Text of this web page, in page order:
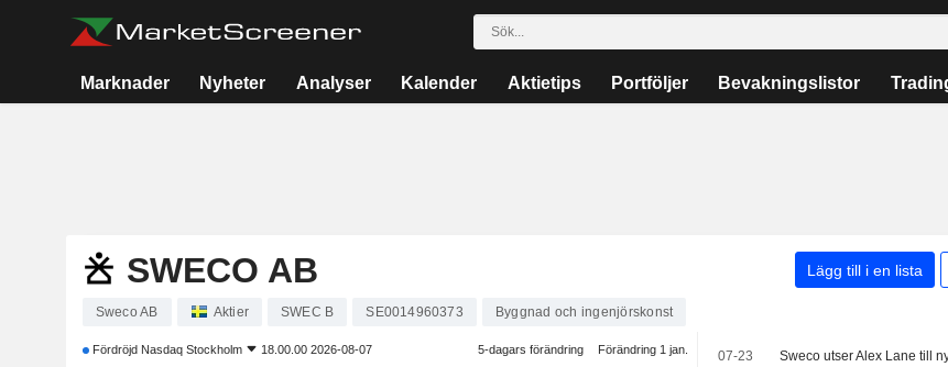
Marknader Nyheter Analyser Kalender Aktietips Portföljer Bevakningslistor
SWECO AB Lägg till i en lista
Sweco AB Aktier SWEC B SE0014960373 Byggnad och ingenjörskonst
Fördröjd Nasdaq Stockholm 18.00.00 2026-08-07 5-dagars förändring Förändring 1 jan. 07-23